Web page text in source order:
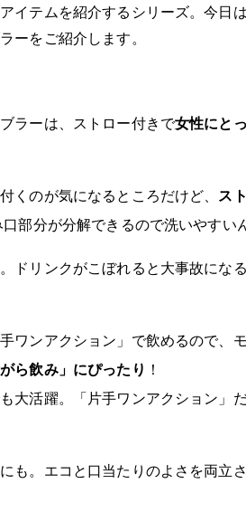
イテムを紹介するシリーズ。今日
ーをご紹介します。
ラーは、ストロー付きで女性にと
くのが気になるところだけど、 ス
部分が分解できるので洗いやすい
ドリンクがこぼれると大事故にな
ワンアクション」で飲めるので、
ら飲み」にぴったり ！
大活躍。「片手ワンアクション」
も。エコと口当たりのよさを両立